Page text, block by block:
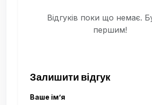
Відгуків поки що немає.
першим!
Залишити відгук
Ваше ім’я